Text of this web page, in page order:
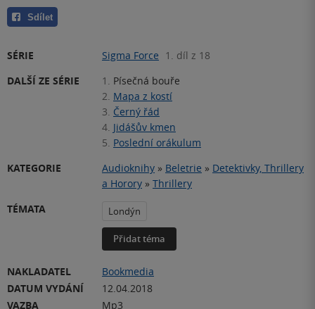
Sdílet
SÉRIE Sigma Force 1. díl z 18
DALŠÍ ZE SÉRIE
1. Písečná bouře
2. Mapa z kostí
3. Černý řád
4. Jidášův kmen
5. Poslední orákulum
KATEGORIE
Audioknihy » Beletrie » Detektivky, Thrillery
a Horory » Thrillery
TÉMATA
Londýn
Přidat téma
NAKLADATEL
Bookmedia
DATUM VYDÁNÍ
12.04.2018
VAZBA
Mp3